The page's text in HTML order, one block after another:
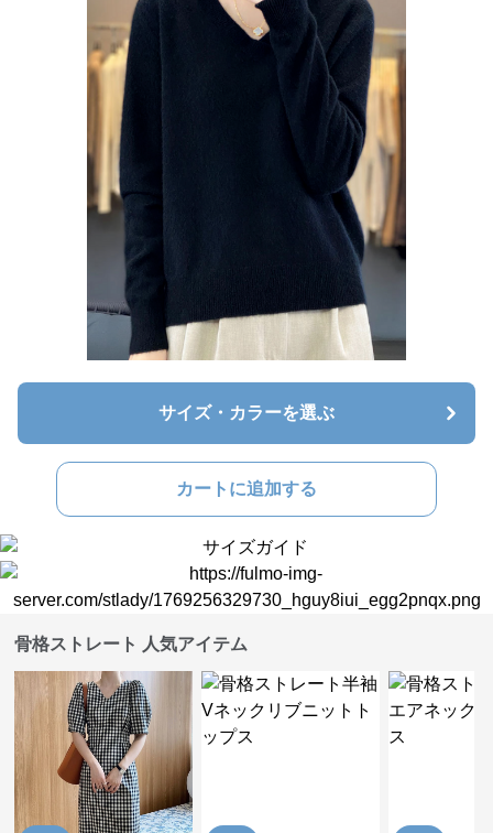
サイズ・カラーを選ぶ
カートに追加する
骨格ストレート 人気アイテム